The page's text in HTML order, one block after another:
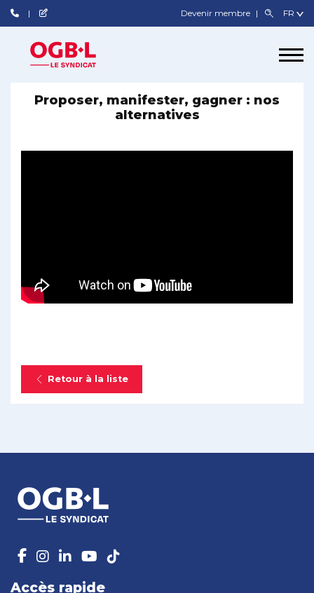
Devenir membre
Proposer, manifester, gagner : nos
alternatives
Retour à la liste
Accès rapide